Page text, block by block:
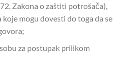
Zakona o zaštiti potrošača),
mogu dovesti do toga da se
za postupak prilikom